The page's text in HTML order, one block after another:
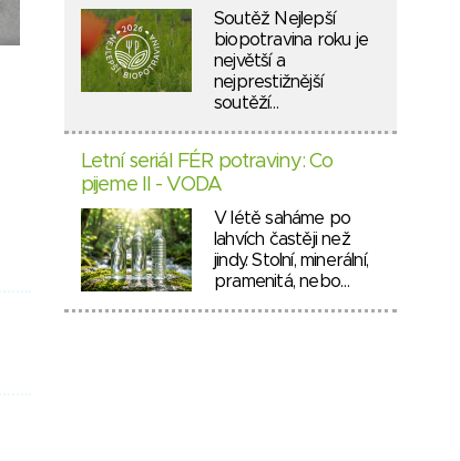
Soutěž Nejlepší
biopotravina roku je
největší a
nejprestižnější
soutěží…
Letní seriál FÉR potraviny: Co
pijeme II - VODA
V létě saháme po
lahvích častěji než
jindy. Stolní, minerální,
pramenitá, nebo…